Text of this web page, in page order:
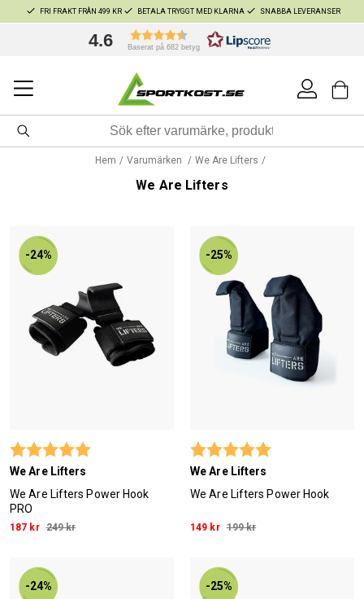
FRI FRAKT FRÅN 499 KR BETALA TRYGGT MED KLARNA SNABBA LEVERANSER
4.6 Baserat på 682 betyg
Hem Varumärken We Are Lifters
We Are Lifters
-24%
Betyg: 5.0 utav 5 stjärnor
We Are Lifters
We Are Lifters Power Hook
PRO
187 kr 249 kr
-25%
Betyg:
We Are Lifters
We Are Lifters Power Hook
149 kr 199 kr
-24% -25%